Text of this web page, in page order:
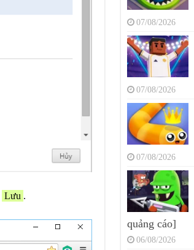
Lưu .
07/08/2026
07/08/2026
07/08/2026
quảng cáo]
06/08/2026